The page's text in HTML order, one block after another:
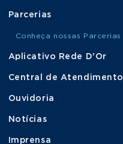
Parcerias
Conheça nossas Parcerias
Aplicativo Rede D'Or
Central de Atendimento
Ouvidoria
Notícias
Imprensa